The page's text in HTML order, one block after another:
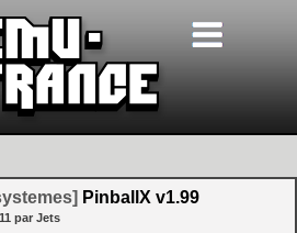
PinballX v1.99
par Jets